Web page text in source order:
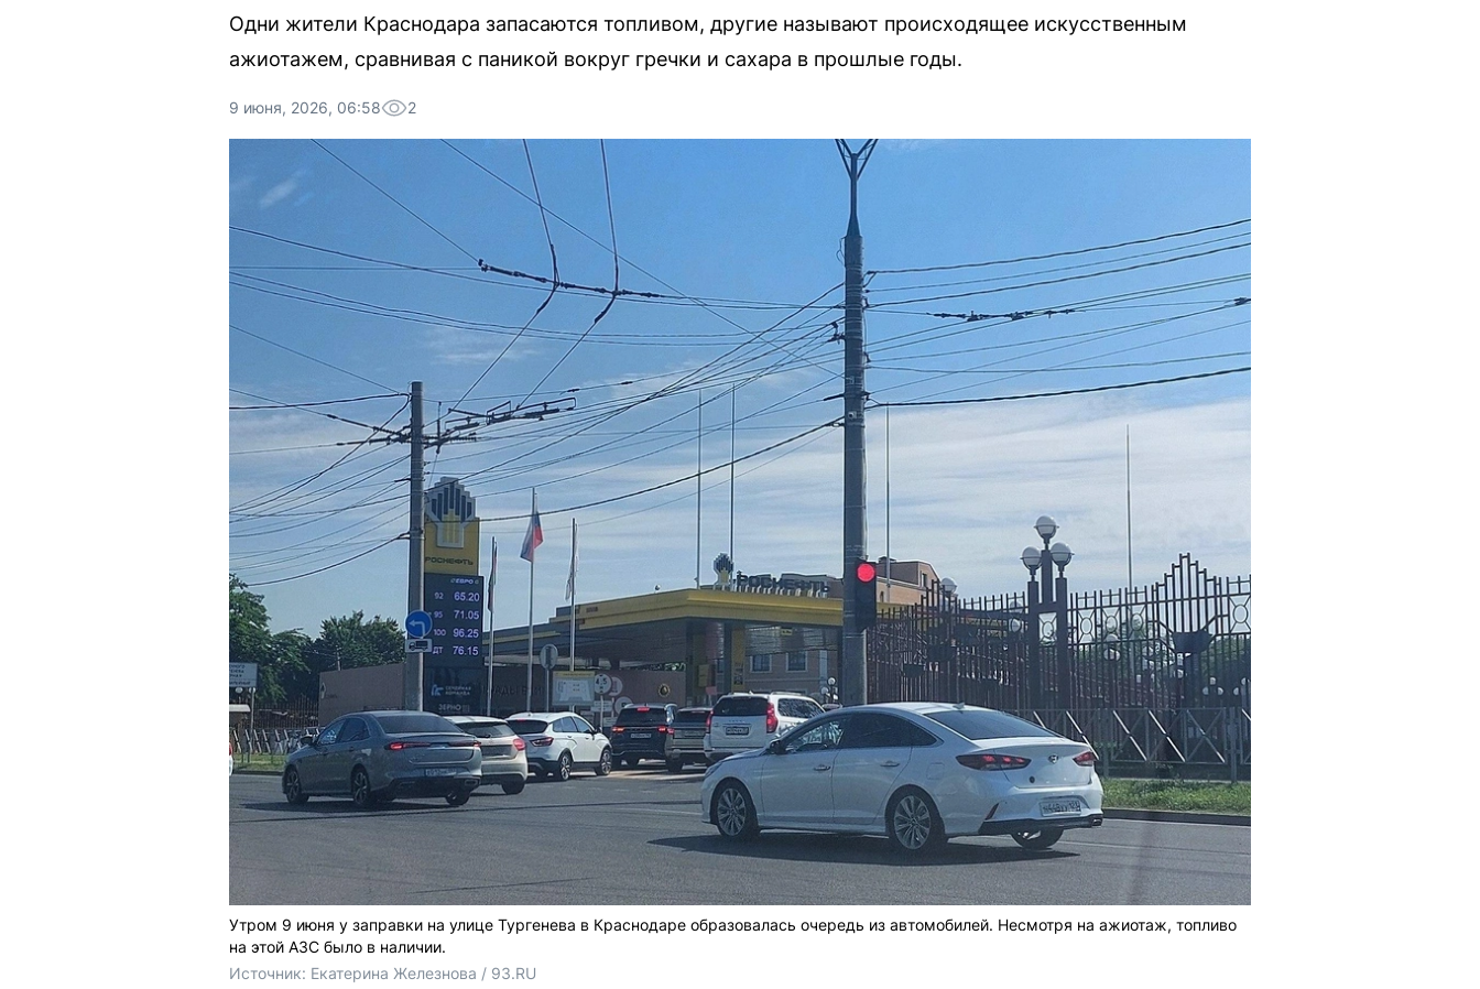
Одни жители Краснодара запасаются топливом, другие называют происходящее искусственным
ажиотажем, сравнивая с паникой вокруг гречки и сахара в прошлые годы.
9 июня, 2026, 06:58 2
Утром 9 июня у заправки на улице Тургенева в Краснодаре образовалась очередь из автомобилей. Несмотря на ажиотаж, топливо
на этой АЗС было в наличии.
Источник: Екатерина Железнова / 93.RU